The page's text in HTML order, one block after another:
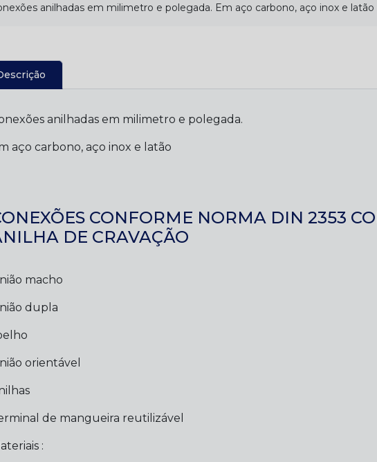
anilhadas em milimetro e polegada. Em aço carbono, aço inox e latão
anilhadas em milimetro e polegada.
aço carbono, aço inox e latão
CONFORME NORMA DIN 2353
DE CRAVAÇÃO
macho
dupla
orientável
de mangueira reutilizável
: